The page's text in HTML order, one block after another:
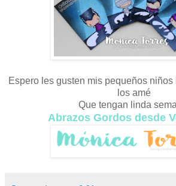
Espero les gusten mis pequeños
los amé
Que tengan linda
Abrazos Gordos desde